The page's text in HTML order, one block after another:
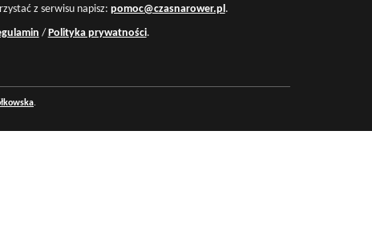
z serwisu napisz: pomoc@czasnarower.pl.
/ Polityka prywatności.
.